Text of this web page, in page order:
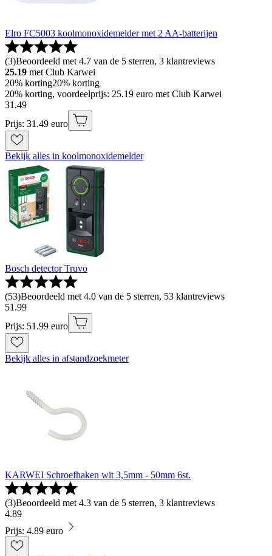
Elro FC5003 koolmonoxidemelder met 2 AA-batterijen
(3)Beoordeeld met 4.7 van de 5 sterren, 3 klantreviews
25.19 met Club Karwei
20% korting20% korting
20% korting, voordeelprijs: 25.19 euro met Club Karwei
31 .49
Prijs: 31.49 euro
Bekijk alles in koolmonoxidemelder
Bosch detector Truvo
(53)Beoordeeld met 4.0 van de 5 sterren, 53 klantreviews
51 .99
Prijs: 51.99 euro
Bekijk alles in afstandzoekmeter
KARWEI Schroefhaken wit 3,5mm - 50mm 6st.
(3)Beoordeeld met 4.3 van de 5 sterren, 3 klantreviews
4.89
Prijs: 4.89 euro